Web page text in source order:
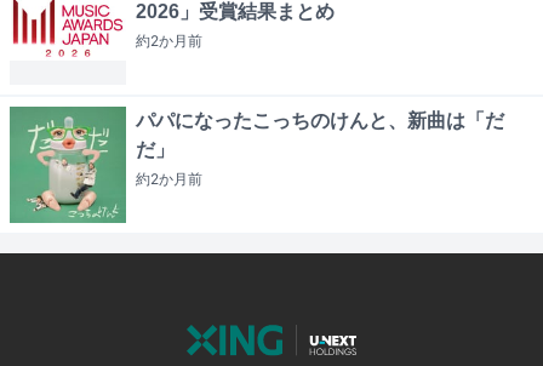
2026」受賞結果まとめ
約2か月前
パパになったこっちのけんと、新曲は「だ
だ」
約2か月前